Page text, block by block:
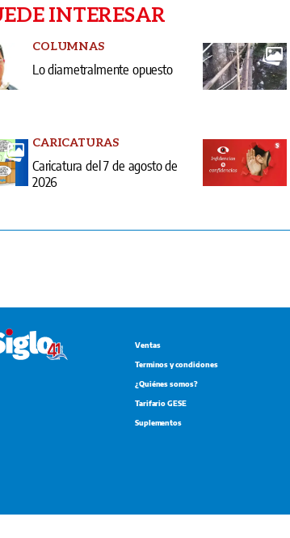
INTERESAR
COLUMNAS
Lo diametralmente opuesto
CARICATURAS
Caricatura del 7 de agosto de
2026
Suplementos